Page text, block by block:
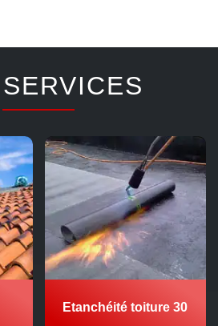
Etanchéité toiture 30